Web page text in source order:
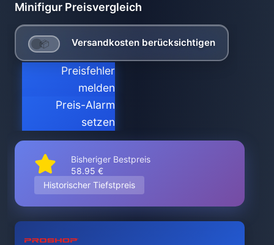
Minifigur Preisvergleich
Versandkosten berücksichtigen
Preisfehler
melden
Preis-Alarm
setzen
Bisheriger Bestpreis
58.95 €
Historischer Tiefstpreis